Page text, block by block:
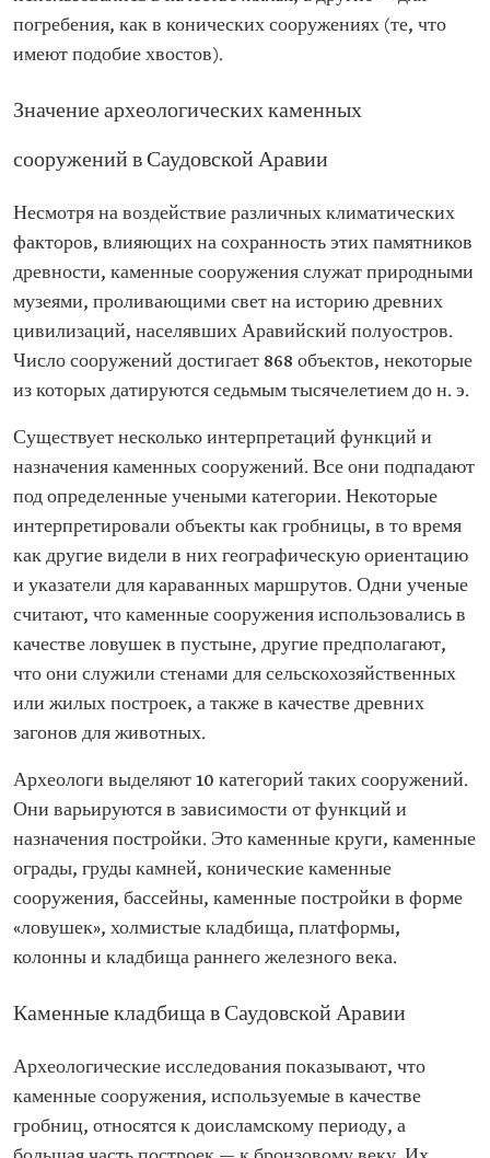
погребения, как в конических сооружениях (те, что
имеют подобие хвостов).
Значение археологических каменных
сооружений в Саудовской Аравии
Несмотря на воздействие различных климатических
факторов, влияющих на сохранность этих памятников
древности, каменные сооружения служат природными
музеями, проливающими свет на историю древних
цивилизаций, населявших Аравийский полуостров.
Число сооружений достигает 868 объектов, некоторые
из которых датируются седьмым тысячелетием до н. э.
Существует несколько интерпретаций функций и
назначения каменных сооружений. Все они подпадают
под определенные учеными категории. Некоторые
интерпретировали объекты как гробницы, в то время
как другие видели в них географическую ориентацию
и указатели для караванных маршрутов. Одни ученые
считают, что каменные сооружения использовались в
качестве ловушек в пустыне, другие предполагают,
что они служили стенами для сельскохозяйственных
или жилых построек, а также в качестве древних
загонов для животных.
Археологи выделяют 10 категорий таких сооружений.
Они варьируются в зависимости от функций и
назначения постройки. Это каменные круги, каменные
ограды, груды камней, конические каменные
сооружения, бассейны, каменные постройки в форме
«ловушек», холмистые кладбища, платформы,
колонны и кладбища раннего железного века.
Каменные кладбища в Саудовской Аравии
Археологические исследования показывают, что
каменные сооружения, используемые в качестве
гробниц, относятся к доисламскому периоду, а